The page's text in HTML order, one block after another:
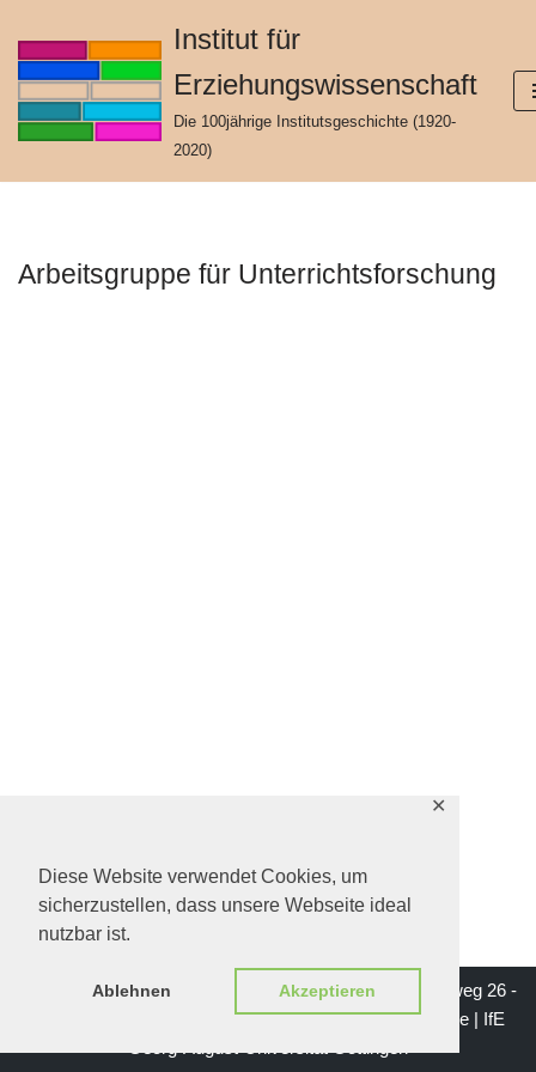
Diese Website verwendet Cookies, um
sicherzustellen, dass unsere Webseite ideal
nutzbar ist.
Ablehnen Akzeptieren
✕
Zum
springen
Institut für
Erziehungswissenschaft
Die 100jährige Institutsgeschichte (1920-
2020)
Arbeitsgruppe für Unterrichtsforschung
Impressum | Institut für Erziehungswissenschaft - Waldweg 26 -
37073 Göttingen | Mail: institutsgeschichte-ife@gwdg.de | IfE